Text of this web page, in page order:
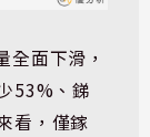
面下滑，
53%、銻
看，僅鎵